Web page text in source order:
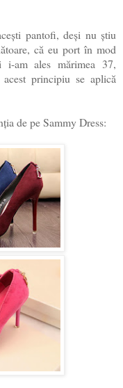
pantofi, deși nu știu
că eu port în mod
am ales mărimea 37,
principiu se aplică
de pe Sammy Dress: